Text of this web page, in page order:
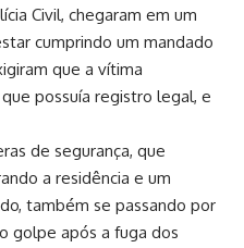
Civil, chegaram em um
cumprindo um mandado
que a vítima
possuía registro legal, e
de segurança, que
a residência e um
também se passando por
golpe após a fuga dos